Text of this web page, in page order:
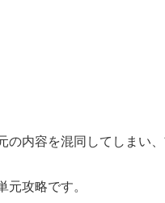
内容を混同してしまい
攻略です。